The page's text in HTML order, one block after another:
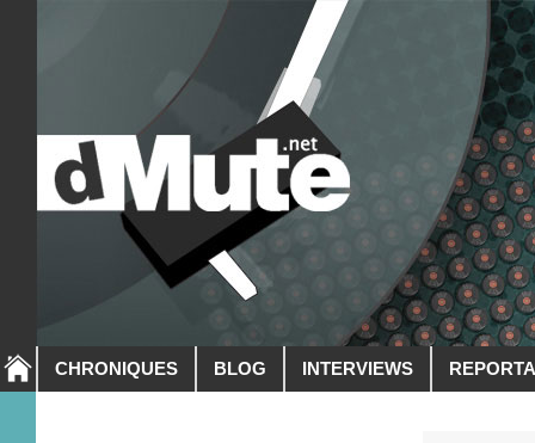
CHRONIQUES BLOG INTERVIEWS